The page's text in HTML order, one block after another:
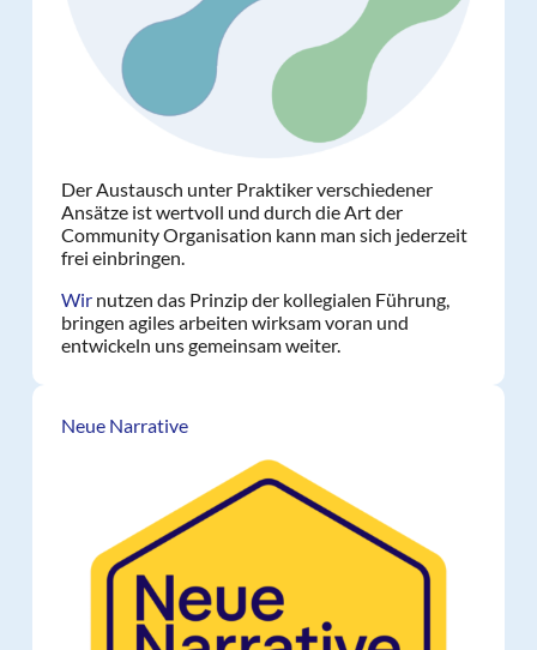
Der Austausch unter Praktiker verschiedener
Ansätze ist wertvoll und durch die Art der
Community Organisation kann man sich jederzeit
frei einbringen.
Wirnutzen das Prinzip der kollegialen Führung,
bringen agiles arbeiten wirksam voran und
entwickeln uns gemeinsam weiter.
Neue Narrative